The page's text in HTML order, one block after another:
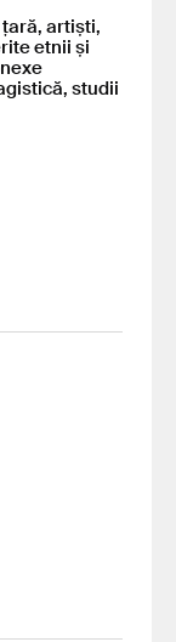
artiști,
etnii și
studii